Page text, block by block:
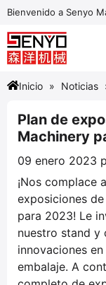
Saltar
contenido
Bienvenido a Senyo
Inicio Noticias
Plan de
Machinery
09 enero 2023
¡Nos complace
exposiciones
para 2023! Le
nuestro stand y
innovaciones
embalaje. A